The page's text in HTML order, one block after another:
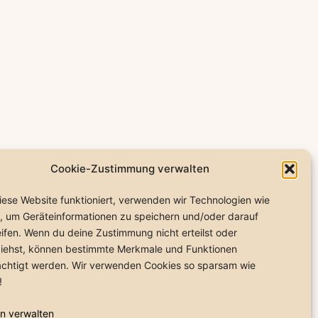
Cookie-Zustimmung verwalten
Website funktioniert, verwenden wir Technologien wie
um Geräteinformationen zu speichern und/oder darauf
Wenn du deine Zustimmung nicht erteilst oder
können bestimmte Merkmale und Funktionen
werden. Wir verwenden Cookies so sparsam wie
verwalten
Richtlinie (EU)